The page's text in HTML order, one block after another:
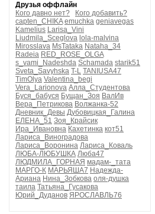
Друзья оффлайн
Кого давно нет?
Кого добавить?
capten_CHIKA emuchka geniavegas
Kamelius Larisa_Vini
Liudmila_Sceglova lola-malvina
Mirosslava MsTataka Nataha_34
Radeia RED_ROSE_OLGA
s_vami_Nadeshda Schamada starik51
Sveta_Savyhska T-L TANIUSA47
TimOlya Valentina_begi
Vera_Larionova Алла_Студентова
Буся_бабуся Бущан_Зоя ВалИв
Вера_Петрикова Волжанка-52
Дневник_Девы Дубовицкая_Галина
ЕЛЕНА_51 Зоя_Крайсик
Ира_Ивановна Кахетинка кот51
Лариса_Виноградова
Лариса_Воронина Лариса_Коваль
ЛЮБА-ЛЮБУШКА Люба47
ЛЮДМИЛА_ГОРНАЯ мадам-_тата
МАРГО-К МАРЬЯША7 Надежда-
Ариана Нина_Зобкова оля-душка
таила Татьяна_Гусакова
Юрий_Дуданов ЯРОСЛАВЛЬ76